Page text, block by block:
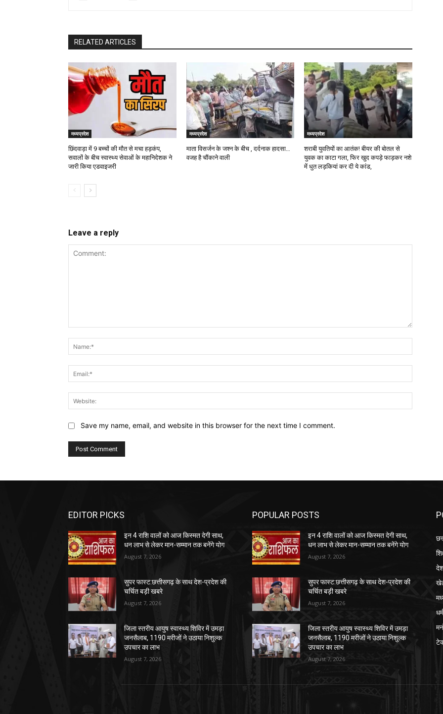
RELATED ARTICLES
मध्यप्रदेश
छिंदवाड़ा में 9 बच्चों की मौत से मचा हड़कंप,
सवालों के बीच स्वास्थ्य सेवाओं के महानिदेशक ने
जारी किया एडवाइजरी
मध्यप्रदेश
माता विसर्जन के जश्न के बीच , दर्दनाक हादसा…
वजह है चौंकाने वाली
मध्यप्रदेश
शराबी युवतियों का आतंक! बीयर की बोतल से
युवक का काटा गला, फिर खुद कपड़े फाड़कर नशे
में धुत लड़कियां कर दी ये कांड,
Leave a reply
Save my name, email, and website in this browser for the next time I comment.
EDITOR PICKS
इन 4 राशि वालों को आज किस्मत देगी साथ,
धन लाभ से लेकर मान-सम्मान तक बनेंगे योग
August 7, 2026
सुपर फास्ट:छत्तीसगढ़ के साथ देश-प्रदेश की
चर्चित बड़ी खबरे
August 7, 2026
जिला स्तरीय आयुष स्वास्थ्य शिविर में उमड़ा
जनसैलाब, 1190 मरीजों ने उठाया निशुल्क
उपचार का लाभ
August 7, 2026
POPULAR POSTS
इन 4 राशि वालों को आज किस्मत देगी साथ,
धन लाभ से लेकर मान-सम्मान तक बनेंगे योग
August 7, 2026
सुपर फास्ट:छत्तीसगढ़ के साथ देश-प्रदेश की
चर्चित बड़ी खबरे
August 7, 2026
जिला स्तरीय आयुष स्वास्थ्य शिविर में उमड़ा
जनसैलाब, 1190 मरीजों ने उठाया निशुल्क
उपचार का लाभ
August 7, 2026
धर्म